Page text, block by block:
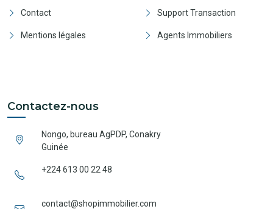
Contact
Mentions légales
Support Transaction
Agents Immobiliers
Contactez-nous
Nongo, bureau AgPDP, Conakry
Guinée
+224 613 00 22 48
contact@shopimmobilier.com